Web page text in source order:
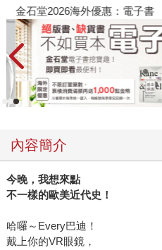
金石堂2026海外優惠：電子書
內容簡介
今晚，我想來點
不一樣的歐美近代史！
哈囉～Every巴迪！
戴上你的VR眼鏡，